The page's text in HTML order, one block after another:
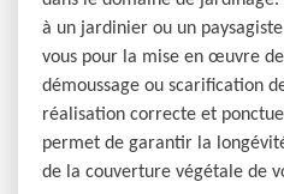
à un jardinier ou un
vous pour la mise en œuvre
démoussage ou scarification
réalisation correcte et
permet de garantir la
de la couverture végétale de